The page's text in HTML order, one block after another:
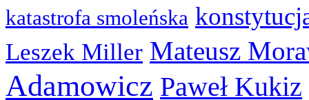
katastrofa smoleńska
Leszek Miller Mateusz
Adamowicz Paweł Kukiz